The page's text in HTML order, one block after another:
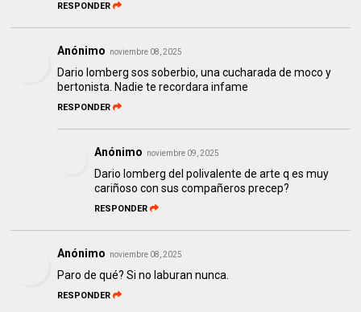
RESPONDER
Anónimo noviembre 08, 2025
Dario lomberg sos soberbio, una cucharada de moco y
bertonista. Nadie te recordara infame
RESPONDER
Anónimo noviembre 09, 2025
Dario lomberg del polivalente de arte q es muy
cariñoso con sus compañeros precep?
RESPONDER
Anónimo noviembre 08, 2025
Paro de qué? Si no laburan nunca.
RESPONDER